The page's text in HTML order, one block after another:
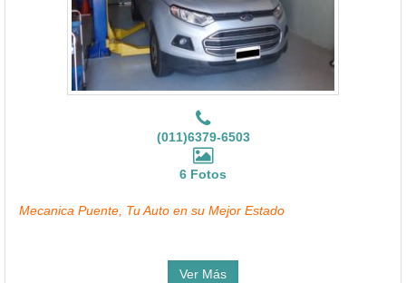
(011)6379-6503
6 Fotos
Mecanica Puente, Tu Auto en su Mejor Estado
Ver Más